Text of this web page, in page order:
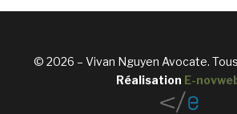
© 2026 – Vivan Nguyen Avocate.
Réalisation E-